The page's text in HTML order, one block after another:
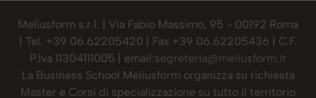
Meliusform s.r.l. | Via Fabio Massimo, 95 - 00192 Roma
| Tel. +39 06.62205420 | Fax +39 06.62205436 | C.F.
P.Iva 11304111005 | email:segreteria@meliusform.it
La Business School Meliusform organizza su richiesta
Master e Corsi di specializzazione su tutto il territorio